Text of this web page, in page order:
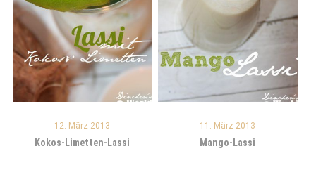
12. März 2013
Kokos-Limetten-Lassi
11. März 2013
Mango-Lassi